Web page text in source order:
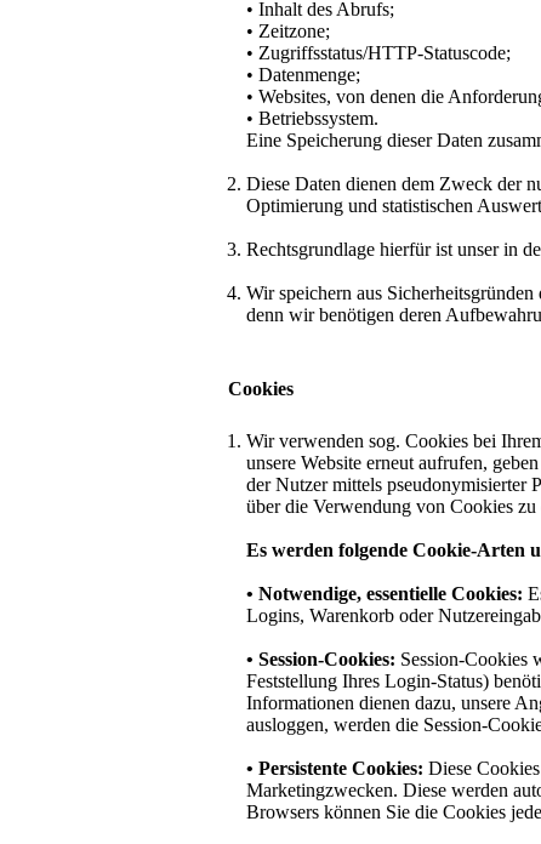
• Inhalt des Abrufs;
• Zeitzone;
• Zugriffsstatus/HTTP-Statuscode;
• Datenmenge;
• Websites, von denen die
• Betriebssystem.
Eine Speicherung dieser Daten
Diese Daten dienen dem Zweck der
Optimierung und statistischen
Rechtsgrundlage hierfür ist unser in
Wir speichern aus
denn wir benötigen deren
Cookies
Wir verwenden sog. Cookies bei
unsere Website erneut aufrufen,
der Nutzer mittels pseudonymisierter
über die Verwendung von Cookies
Es werden folgende Cookie-Arten
• Notwendige, essentielle Cookies:
Logins, Warenkorb oder
• Session-Cookies: Session-Cookies
Feststellung Ihres Login-Status)
Informationen dienen dazu, unsere
ausloggen, werden die Session-
• Persistente Cookies: Diese
Marketingzwecken. Diese werden
Browsers können Sie die Cookies